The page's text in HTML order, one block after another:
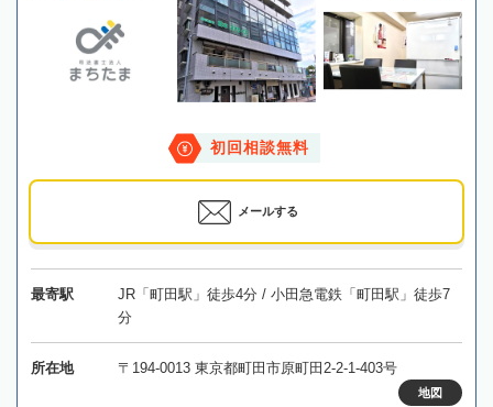
初回相談無料
メールする
最寄駅
JR「町田駅」徒歩4分 / 小田急電鉄「町田駅」徒歩7
分
所在地 〒194-0013 東京都町田市原町田2-2-1-403号
地図